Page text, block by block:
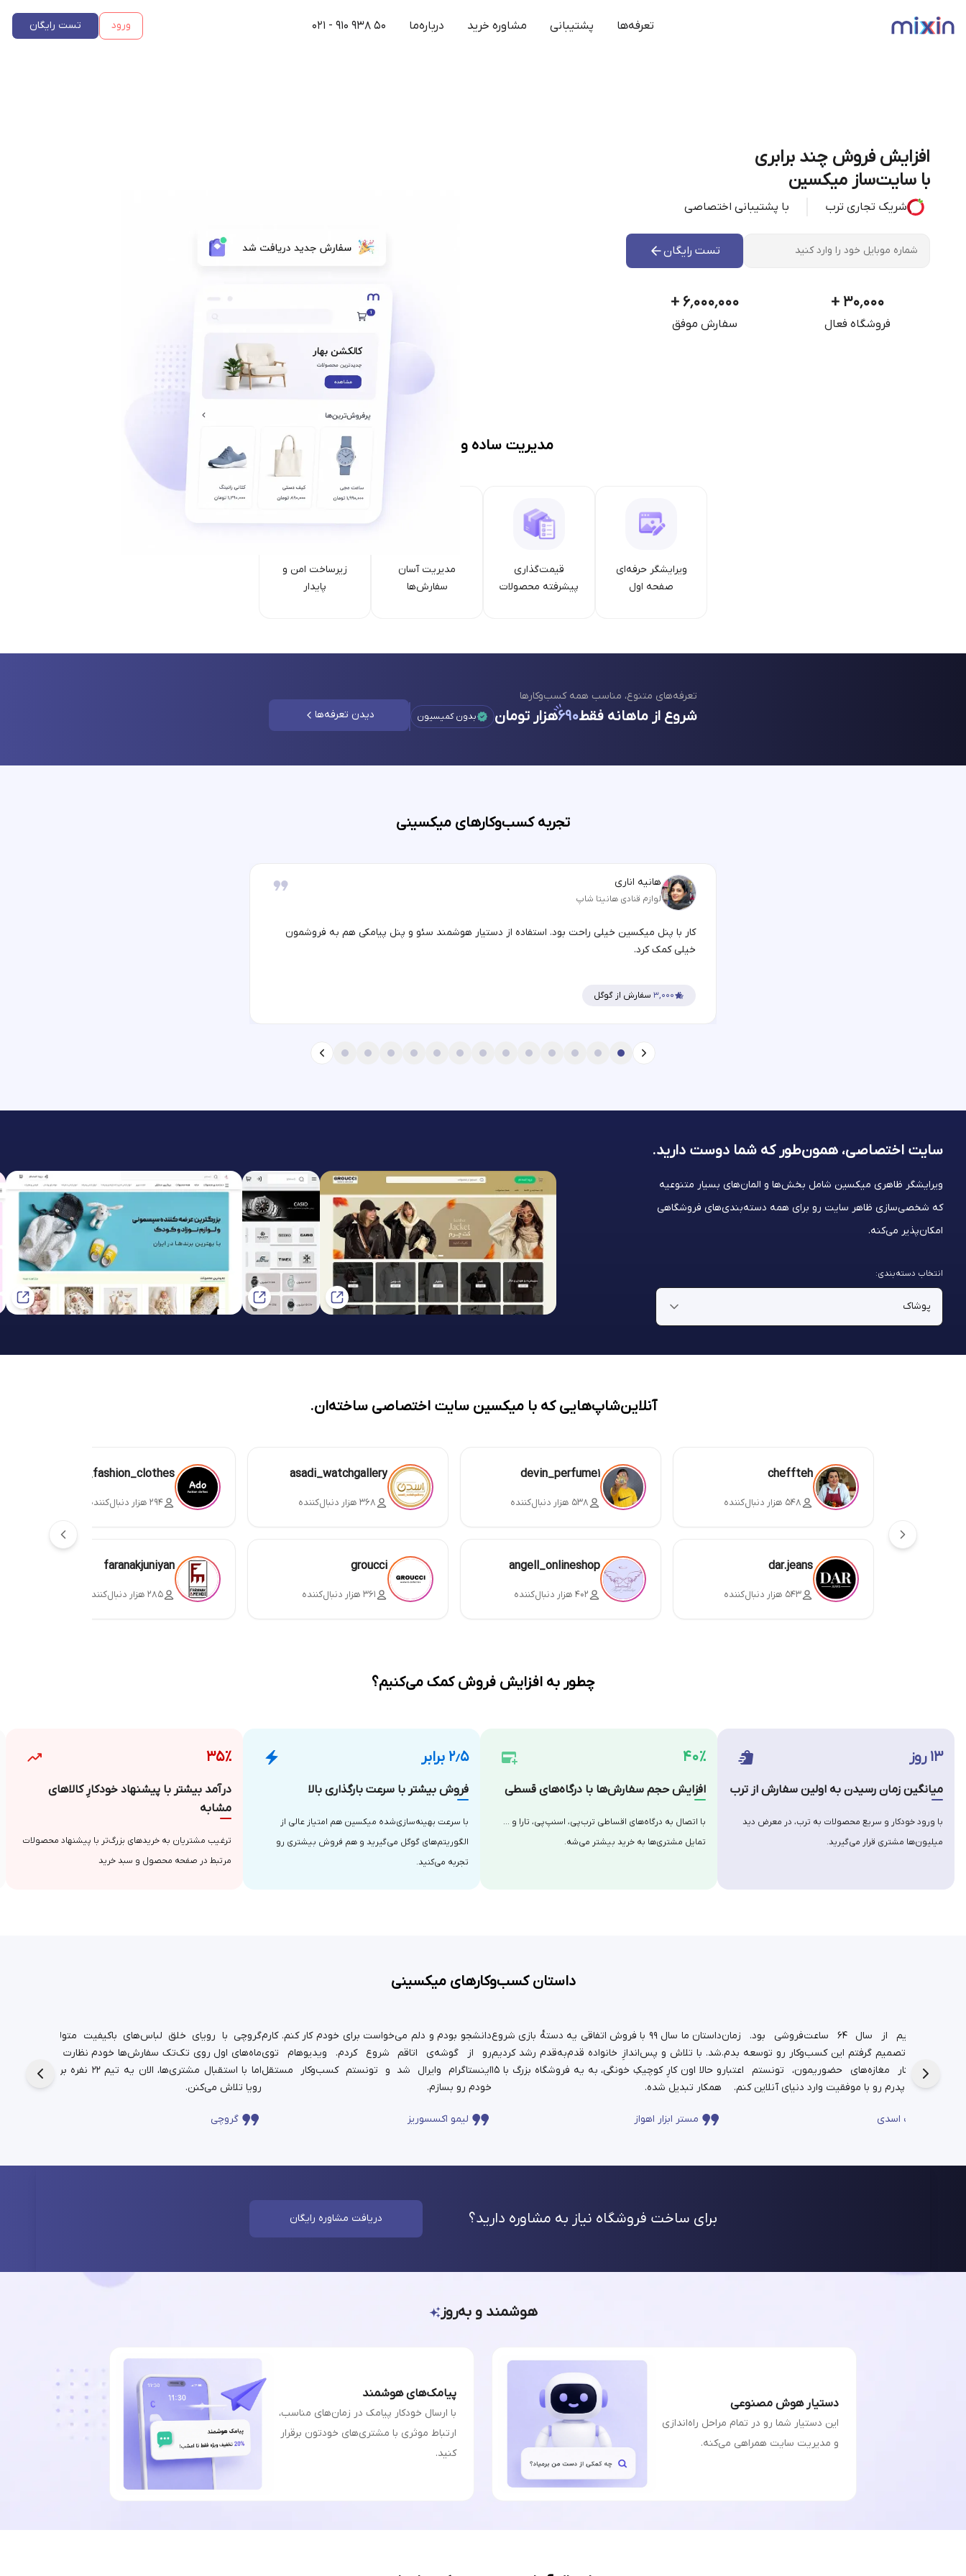
تعرفه‌ها پشتیبانی مشاوره خرید درباره‌ما ۰۲۱ - ۹۱۰ ۹۳۸ ۵۰ ورود تست رایگان
افزایش فروش چند برابری
با سایت‌ساز میکسین
شریک تجاری ترب با پشتیبانی اختصاصی
تست رایگان
۳۰٬۰۰۰ +
فروشگاه فعال
۶٬۰۰۰٬۰۰۰ +
سفارش موفق
مدیریت ساده و حرفه‌ای
ویرایشگر حرفه‌ای
صفحه اول
قیمت‌گذاری
پیشرفته محصولات
مدیریت آسان
سفارش‌ها
زیرساخت امن‌ و
پایدار
تعرفه‌های متنوع، مناسب همه کسب‌وکارها
شروع از ماهانه فقط۶۹۰هزار تومان بدون کمیسیون دیدن تعرفه‌ها
تجربه کسب‌وکارهای میکسینی
هانیه اناری
لوازم قنادی هانیتا شاپ
کار با پنل میکسین خیلی راحت بود. استفاده از دستیار هوشمند سئو و پنل پیامکی هم به فروشمون
خیلی کمک کرد.
۳,۰۰۰ سفارش از گوگل
سایت اختصاصی، همون‌طور که شما دوست دارید.
ویرایشگر ظاهری میکسین شامل بخش‌ها و المان‌های بسیار متنوعیه
که شخصی‌سازی ظاهر سایت رو برای همه دسته‌بندی‌های فروشگاهی
امکان‌پذیر می‌کنه.
انتخاب دسته‌بندی:
آنلاین‌شاپ‌هایی که با میکسین سایت اختصاصی ساخته‌ان.
cheffteh
۵۴۸ هزار دنبال‌کننده
devin_perfume1
۵۳۸ هزار دنبال‌کننده
asadi_watchgallery
۳۶۸ هزار دنبال‌کننده
ado_fashion_clothes
۲۹۴ هزار دنبال‌کننده
dar.jeans
۵۴۳ هزار دنبال‌کننده
angell_onlineshop
۴۰۲ هزار دنبال‌کننده
groucci
۳۶۱ هزار دنبال‌کننده
faranakjuniyan
۲۸۵ هزار دنبال‌کننده
چطور به افزایش فروش کمک می‌کنیم؟
۳۵٪
درآمد بیشتر با پیشنهاد خودکارِ کالاهای
مشابه
ترغیب مشتریان به خریدهای بزرگ‌تر با پیشنهاد محصولات
مرتبط در صفحه محصول و سبد خرید
۲٫۵ برابر
فروش بیشتر با سرعت بارگذاری بالا
با سرعت بهینه‌سازی‌شده میکسین هم امتیاز عالی از
الگوریتم‌های گوگل می‌گیرید و هم فروش بیشتری رو
تجربه می‌کنید.
۴۰٪
افزایش حجم سفارش‌ها با درگاه‌های قسطی
با اتصال به درگاه‌های اقساطی ترب‌پی، اسنپ‌پی، تارا و …
تمایل مشتری‌ها به خرید بیشتر می‌شه.
۱۳ روز
میانگین زمان رسیدن به اولین سفارش از ترب
با ورود خودکار و سریع محصولات به ترب، در معرض دید
میلیون‌ها مشتری قرار می‌گیرید.
داستان کسب‌وکارهای میکسینی
گروچی با رویای خلق لباس‌های باکیفیت متولد شد.
ماه‌های اول روی تک‌تک سفارش‌ها خودم نظارت داشتم،
اما با استقبال مشتری‌ها، الان یه تیم ۲۲ نفره برای این
رویا تلاش می‌کنن.
گروچی
دانشجو بودم و دلم می‌خواست برای خودم کار کنم. کارم
رو از گوشه‌ی اتاقم شروع کردم. ویدیوهام توی
اینستاگرام وایرال شد و تونستم کسب‌وکار مستقل
خودم رو بسازم.
لیمو اکسسوریز
داستان ما سال ۹۹ با فروش اتفاقی یه دسته‌ٔ بازی شروع
شد. با تلاش و پس‌اندازِ خانواده قدم‌به‌قدم رشد کردیم
و حالا اون کارِ کوچیکِ خونگی، به یه فروشگاه بزرگ با ۱۵
همکار تبدیل شده.
مستر ابزار اهواز
شغل پدریم از سال ۶۴ ساعت‌فروشی بود. زمان
دانشجویی تصمیم گرفتم این کسب‌وکار رو توسعه بدم.
حالا در کنار مغازه‌های حضوریمون، تونستم اعتبار
چندساله‌ی پدرم رو با موفقیت وارد دنیای آنلاین کنم.
ساعت اسدی
برای ساخت فروشگاه نیاز به مشاوره دارید؟ دریافت مشاوره رایگان
هوشمند و به‌روز
دستیار هوش مصنوعی
این دستیار شما رو در تمام مراحل راه‌اندازی
و مدیریت سایت همراهی می‌کنه.
پیامک‌های هوشمند
با ارسال خودکار پیامک در زمان‌های مناسب،
ارتباط موثری با مشتری‌های خودتون برقرار
کنید.